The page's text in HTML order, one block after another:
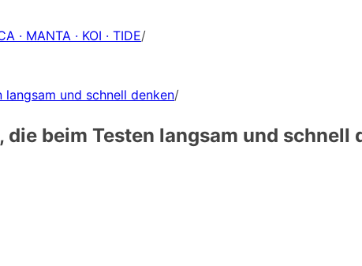
MANTA · KOI · TIDE/
und schnell denken/
beim Testen langsam und schnell